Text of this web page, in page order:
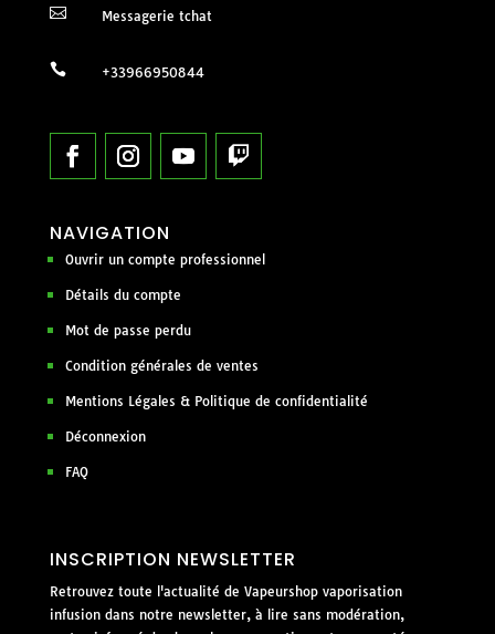
 Messagerie tchat
 +33966950844
NAVIGATION
Ouvrir un compte professionnel
Détails du compte
Mot de passe perdu
Condition générales de ventes
Mentions Légales & Politique de confidentialité
Déconnexion
FAQ
INSCRIPTION NEWSLETTER
Retrouvez toute l'actualité de Vapeurshop vaporisation
infusion dans notre newsletter, à lire sans modération,